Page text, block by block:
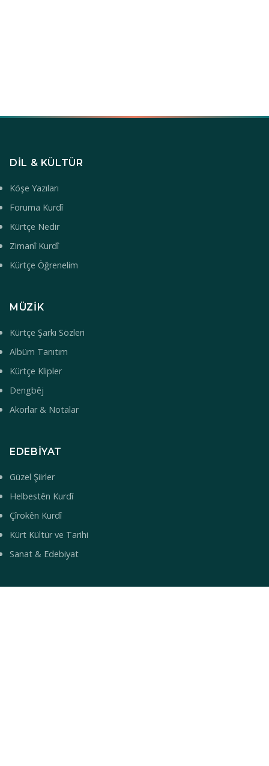
DIL & KÜLTÜR
Köşe Yazıları
Foruma Kurdî
Kürtçe Nedir
Zimanî Kurdî
Kürtçe Öğrenelim
MÜZIK
Kürtçe Şarkı Sözleri
Albüm Tanıtım
Kürtçe Klipler
Dengbêj
Akorlar & Notalar
EDEBIYAT
Güzel Şiirler
Helbestên Kurdî
Çîrokên Kurdî
Kürt Kültür ve Tarihi
Sanat & Edebiyat